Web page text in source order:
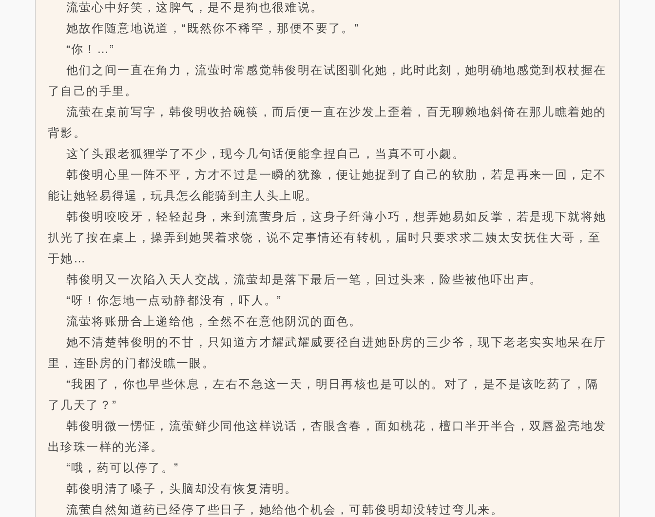
流萤心中好笑，这脾气，是不是狗也很难说。
她故作随意地说道，“既然你不稀罕，那便不要了。”
“你！…”
他们之间一直在角力，流萤时常感觉韩俊明在试图驯化她，此时此刻，她明确地感觉到权杖握在
了自己的手里。
流萤在桌前写字，韩俊明收拾碗筷，而后便一直在沙发上歪着，百无聊赖地斜倚在那儿瞧着她的
背影。
这丫头跟老狐狸学了不少，现今几句话便能拿捏自己，当真不可小觑。
韩俊明心里一阵不平，方才不过是一瞬的犹豫，便让她捉到了自己的软肋，若是再来一回，定不
能让她轻易得逞，玩具怎么能骑到主人头上呢。
韩俊明咬咬牙，轻轻起身，来到流萤身后，这身子纤薄小巧，想弄她易如反掌，若是现下就将她
扒光了按在桌上，操弄到她哭着求饶，说不定事情还有转机，届时只要求求二姨太安抚住大哥，至
于她…
韩俊明又一次陷入天人交战，流萤却是落下最后一笔，回过头来，险些被他吓出声。
“呀！你怎地一点动静都没有，吓人。”
流萤将账册合上递给他，全然不在意他阴沉的面色。
她不清楚韩俊明的不甘，只知道方才耀武耀威要径自进她卧房的三少爷，现下老老实实地呆在厅
里，连卧房的门都没瞧一眼。
“我困了，你也早些休息，左右不急这一天，明日再核也是可以的。对了，是不是该吃药了，隔
了几天了？”
韩俊明微一愣怔，流萤鲜少同他这样说话，杏眼含春，面如桃花，檀口半开半合，双唇盈亮地发
出珍珠一样的光泽。
“哦，药可以停了。”
韩俊明清了嗓子，头脑却没有恢复清明。
流萤自然知道药已经停了些日子，她给他个机会，可韩俊明却没转过弯儿来。